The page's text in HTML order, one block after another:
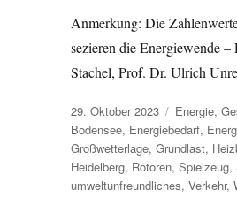
Anmerkung: Die
sezieren die Energiewende
Stachel, Prof. Dr. Ulrich
Veröffentlicht
am
29. Oktober 2023 Kategorien
Energie,
Bodensee, Energiebedarf,
Großwetterlage,Grundlast,
Heidelberg, Rotoren,Spielzeug,
umweltunfreundliches,Verkehr,